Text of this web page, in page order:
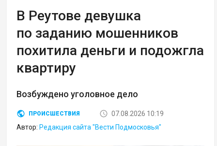
В Реутове девушка
по заданию мошенников
похитила деньги и подожгла
квартиру
Возбуждено уголовное дело
ПРОИСШЕСТВИЯ
07.08.2026 10:19
Автор: Редакция сайта "Вести Подмосковья"